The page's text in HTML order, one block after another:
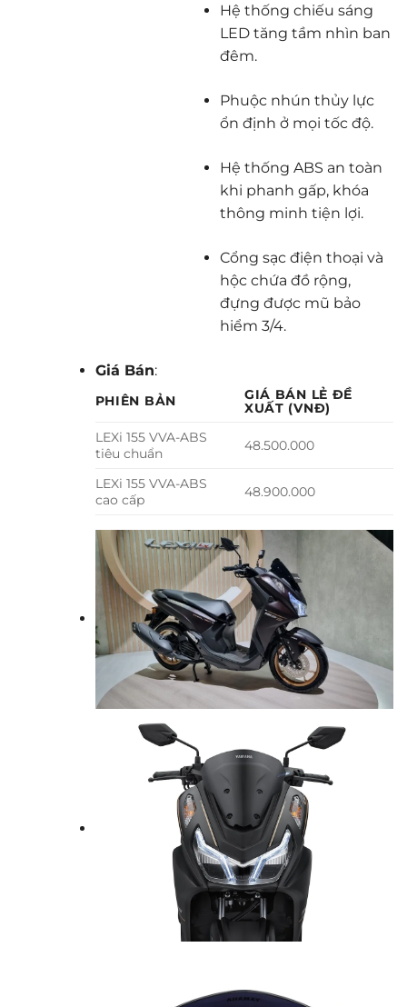
Hệ thống chiếu sáng
LED tăng tầm nhìn ban
đêm.
Phuộc nhún thủy lực
ổn định ở mọi tốc độ.
Hệ thống ABS an toàn
khi phanh gấp, khóa
thông minh tiện lợi.
Cổng sạc điện thoại và
hộc chứa đồ rộng,
đựng được mũ bảo
hiểm 3/4.
Giá Bán:
PHIÊN BẢN
GIÁ BÁN LẺ ĐỀ
XUẤT (VNĐ)
LEXi 155 VVA-ABS
tiêu chuẩn
48.500.000
LEXi 155 VVA-ABS
cao cấp
48.900.000